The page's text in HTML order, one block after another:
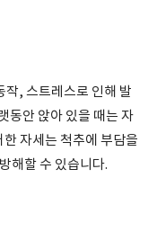
, 스트레스로 인해 발
동안 앉아 있을 때는 자
자세는 척추에 부담을
해할 수 있습니다.